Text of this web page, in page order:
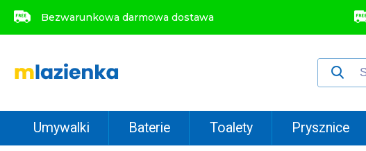
Bezwarunkowa darmowa dostawa
Umywalki Baterie Toalety Prysznice